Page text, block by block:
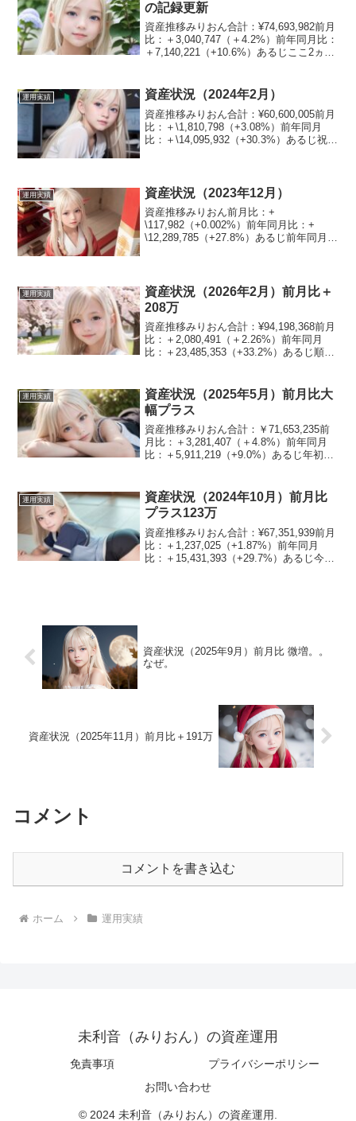
の記録更新
資産推移みりおん合計：¥74,693,982前月
比：＋3,040,747（＋4.2%）前年同月比：
＋7,140,221（+10.6%）あるじここ2ヵ月
23.4%不...
運用実績 資産状況（2024年2月）
資産推移みりおん合計：¥60,600,005前月
比：＋\1,810,798（+3.08%）前年同月
比：＋\14,095,932（+30.3%）あるじ祝
運用実績 資産状況（2023年12月）
資産推移みりおん前月比：+
\117,982（+0.002%）前年同月比：+
\12,289,785（+27.8%）あるじ前年同月比
運用実績
資産状況（2026年2月）前月比＋
208万
資産推移みりおん合計：¥94,198,368前月
比：＋2,080,491（＋2.26%）前年同月
比：＋23,485,353（+33.2%）あるじ順調
産：17.9...
運用実績
資産状況（2025年5月）前月比大
幅プラス
資産推移みりおん合計：￥71,653,235前
月比：＋3,281,407（＋4.8%）前年同月
比：＋5,911,219（+9.0%）あるじ年初と
25.8%不動産：...
運用実績
資産状況（2024年10月）前月比
プラス123万
資産推移みりおん合計：¥67,351,939前月
比：＋1,237,025（+1.87%）前年同月
比：＋15,431,393（+29.7%）あるじ今月
資産状況（2025年9月）前月比 微増。。
なぜ。
資産状況（2025年11月）前月比＋191万
コメント
コメントを書き込む
ホーム 運用実績
未利音（みりおん）の資産運用
免責事項
プライバシーポリシー
お問い合わせ
© 2024 未利音（みりおん）の資産運用.